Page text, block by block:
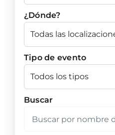
¿Dónde?
Tipo de evento
Buscar